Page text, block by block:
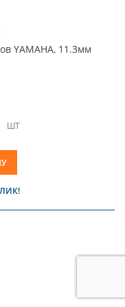
YAMAHA, 11.3мм
ШТ